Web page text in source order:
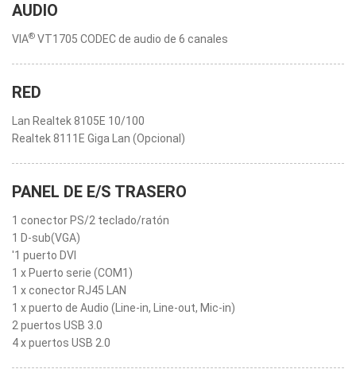
AUDIO
VIA® VT1705 CODEC de audio de 6 canales
RED
Lan Realtek 8105E 10/100
Realtek 8111E Giga Lan (Opcional)
PANEL DE E/S TRASERO
1 conector PS/2 teclado/ratón
1 D-sub(VGA)
'1 puerto DVI
1 x Puerto serie (COM1)
1 x conector RJ45 LAN
1 x puerto de Audio (Line-in, Line-out, Mic-in)
2 puertos USB 3.0
4 x puertos USB 2.0